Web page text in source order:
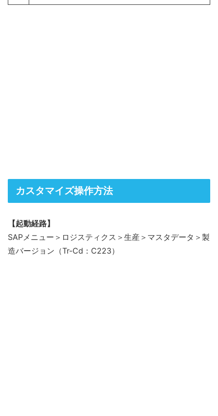
カスタマイズ操作方法
【起動経路】
SAPメニュー＞ロジスティクス＞生産＞マスタデータ＞製
造バージョン（Tr-Cd：C223）